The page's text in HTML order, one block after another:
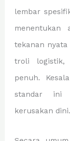
lembar
menentukan
tekanan
troli logistik,
penuh.
standar ini
kerusakan dini.